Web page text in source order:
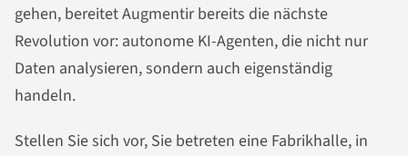
gehen, bereitet Augmentir bereits die nächste
Revolution vor: autonome KI-Agenten, die nicht nur
Daten analysieren, sondern auch eigenständig
handeln.
Stellen Sie sich vor, Sie betreten eine Fabrikhalle, in